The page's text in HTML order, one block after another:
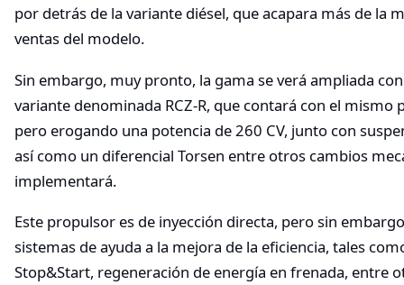
por detrás de la variante diésel, que acapara más de la
ventas del modelo.
Sin embargo, muy pronto, la gama se verá ampliada
variante denominada RCZ-R, que contará con el mismo
pero erogando una potencia de 260 CV, junto con
así como un diferencial Torsen entre otros cambios
implementará.
Este propulsor es de inyección directa, pero sin
sistemas de ayuda a la mejora de la eficiencia, tales
Stop&Start, regeneración de energía en frenada, entre